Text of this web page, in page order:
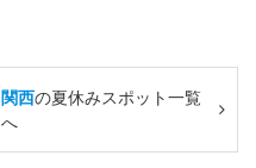
関西の夏休みスポット一覧
へ